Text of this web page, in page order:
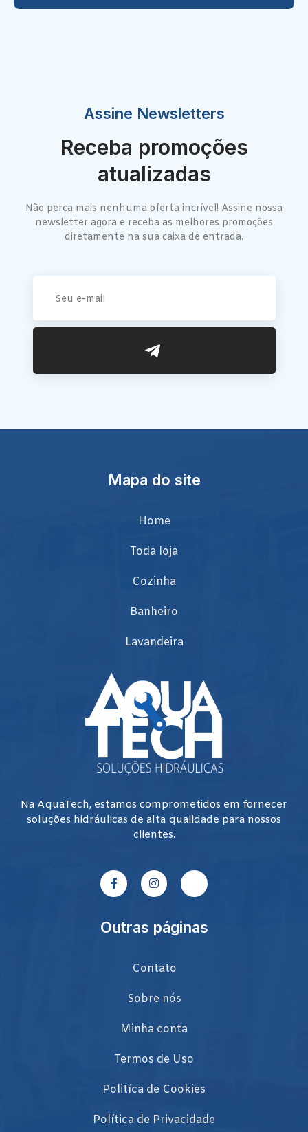
Assine Newsletters
Receba promoções
atualizadas
Não perca mais nenhuma oferta incrível! Assine nossa
newsletter agora e receba as melhores promoções
diretamente na sua caixa de entrada.
Mapa do site
Home
Toda loja
Cozinha
Banheiro
Lavandeira
Na AquaTech, estamos comprometidos em fornecer
soluções hidráulicas de alta qualidade para nossos
clientes.
Outras páginas
Contato
Sobre nós
Minha conta
Termos de Uso
Politíca de Cookies
Política de Privacidade